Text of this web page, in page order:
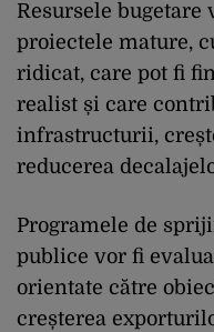
Resursele
proiectele mature,
ridicat, care pot fi
realist și care
infrastructurii,
reducerea
Programele de
publice vor fi
orientate către
creșterea